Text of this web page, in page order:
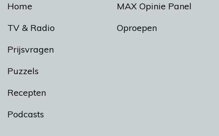
Home
TV & Radio
Prijsvragen
Puzzels
Recepten
Podcasts
MAX Opinie Panel
Oproepen